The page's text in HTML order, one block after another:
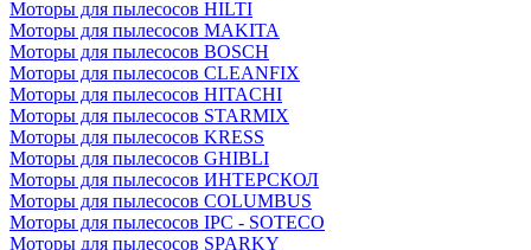
Моторы для пылесосов HILTI
Моторы для пылесосов MAKITA
Моторы для пылесосов BOSCH
Моторы для пылесосов CLEANFIX
Моторы для пылесосов HITACHI
Моторы для пылесосов STARMIX
Моторы для пылесосов KRESS
Моторы для пылесосов GHIBLI
Моторы для пылесосов ИНТЕРСКОЛ
Моторы для пылесосов COLUMBUS
Моторы для пылесосов IPC - SOTECO
Моторы для пылесосов SPARKY